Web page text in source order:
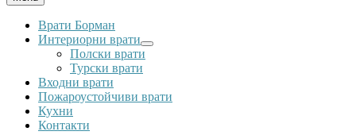
Врати Борман
Интериорни врати
Submenu
Полски врати
Турски врати
Входни врати
Пожароустойчиви врати
Кухни
Контакти